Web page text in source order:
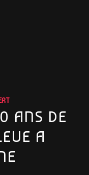
ANS DE
A